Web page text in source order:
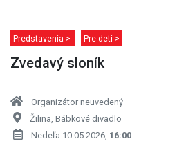
Predstavenia > Pre deti >
Zvedavý sloník
Organizátor neuvedený
Žilina, Bábkové divadlo
Nedeľa 10.05.2026, 16:00